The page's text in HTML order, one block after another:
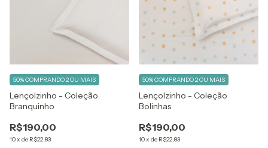
Lençolzinho - Coleção
Branquinho
R$190,00
10x de R$22,83
50%COMPRANDO 2 OU MAIS
Lençolzinho - Coleção
Bolinhas
R$190,00
10x de R$22,83
50%COMPRANDO 2 OU MAIS